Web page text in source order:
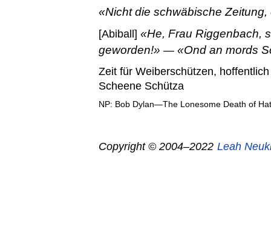
Nicht die schwäbische
[Abiball] He, Frau Riggenbach,
geworden!
— Ond an mords
Zeit für Weiberschützen,
Scheene Schütza
NP: Bob Dylan—The Lonesome Death of
Copyright © 2004–2022 Leah